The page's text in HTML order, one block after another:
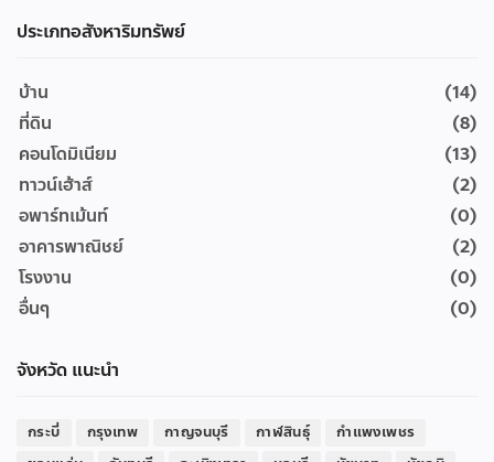
ประเภทอสังหาริมทรัพย์
บ้าน
(14)
ที่ดิน
(8)
คอนโดมิเนียม
(13)
ทาวน์เฮ้าส์
(2)
อพาร์ทเม้นท์
(0)
อาคารพาณิชย์
(2)
โรงงาน
(0)
อื่นๆ
(0)
จังหวัด แนะนำ
กระบี่ กรุงเทพ กาญจนบุรี กาฬสินธุ์
กำแพงเพชร